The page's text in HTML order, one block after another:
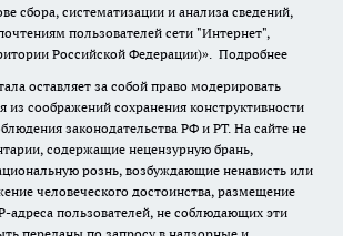
сбора, систематизации и анализа сведений,
пользователей сети "Интернет",
Российской Федерации)». Подробнее
оставляет за собой право модерировать
из соображений сохранения конструктивности
законодательства РФ и РТ. На сайте не
содержащие нецензурную брань,
рознь, возбуждающие ненависть или
человеческого достоинства, размещение
адреса пользователей, не соблюдающих эти